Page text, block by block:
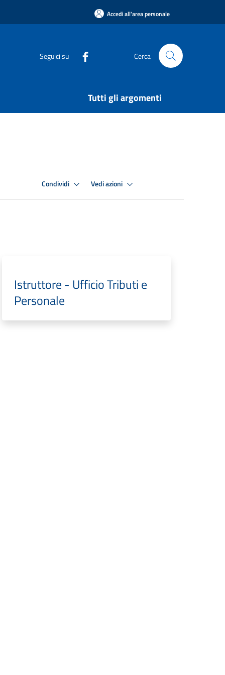
Accedi all'area personale
Seguici su Cerca
Tutti gli argomenti
Condividi Vedi azioni
Istruttore - Ufficio Tributi e
Personale